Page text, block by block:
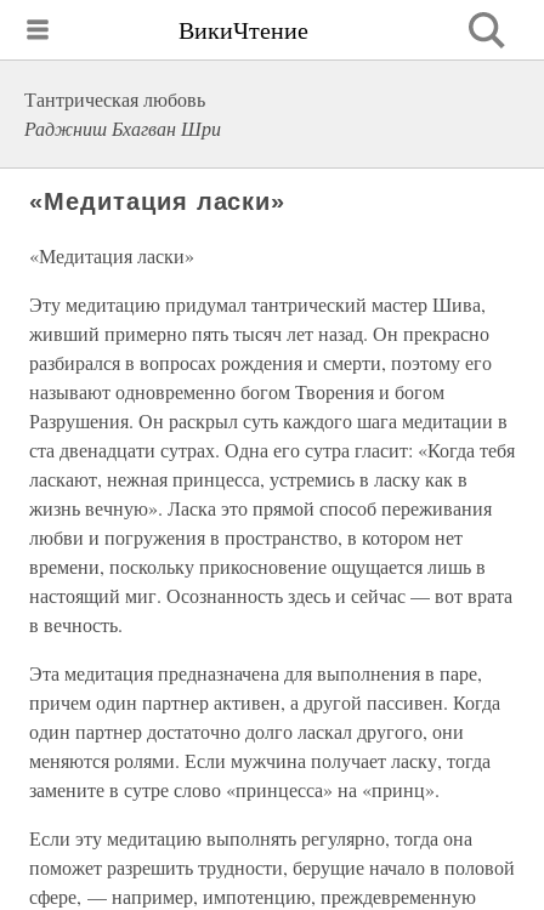
ВикиЧтение
Тантрическая любовь
Раджниш Бхагван Шри
«Медитация ласки»
«Медитация ласки»
Эту медитацию придумал тантрический мастер Шива,
живший примерно пять тысяч лет назад. Он прекрасно
разбирался в вопросах рождения и смерти, поэтому его
называют одновременно богом Творения и богом
Разрушения. Он раскрыл суть каждого шага медитации в
ста двенадцати сутрах. Одна его сутра гласит: «Когда тебя
ласкают, нежная принцесса, устремись в ласку как в
жизнь вечную». Ласка это прямой способ переживания
любви и погружения в пространство, в котором нет
времени, поскольку прикосновение ощущается лишь в
настоящий миг. Осознанность здесь и сейчас — вот врата
в вечность.
Эта медитация предназначена для выполнения в паре,
причем один партнер активен, а другой пассивен. Когда
один партнер достаточно долго ласкал другого, они
меняются ролями. Если мужчина получает ласку, тогда
замените в сутре слово «принцесса» на «принц».
Если эту медитацию выполнять регулярно, тогда она
поможет разрешить трудности, берущие начало в половой
сфере, — например, импотенцию, преждевременную